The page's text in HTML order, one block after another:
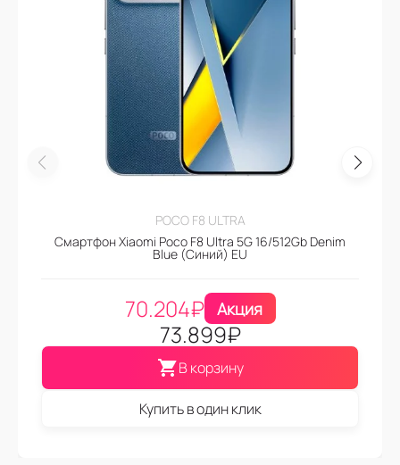
POCO F8 ULTRA
Смартфон Xiaomi Poco F8 Ultra 5G 16/512Gb Denim
Blue (Синий) EU
70.204₽ Акция
73.899₽
В корзину
Купить в один клик